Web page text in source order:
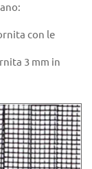
con le
3 mm in